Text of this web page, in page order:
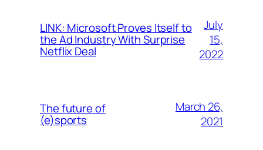
LINK: Microsoft Proves Itself to
the Ad Industry With Surprise
Netflix Deal
July
15,
2022
The future of
(e)sports
March 26,
2021